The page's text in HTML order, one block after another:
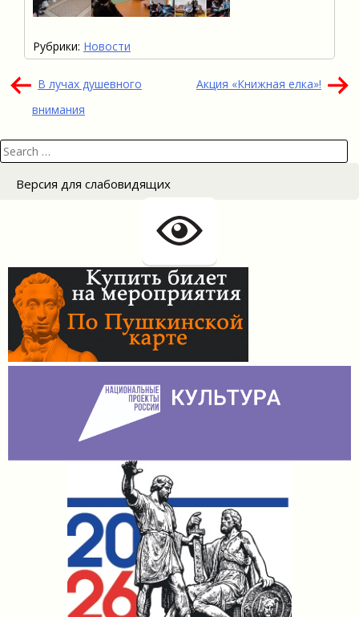
Рубрики: Новости
Навигация
по
В лучах душевного
внимания
Акция «Книжная елка»!
Search
for:
Версия для слабовидящих